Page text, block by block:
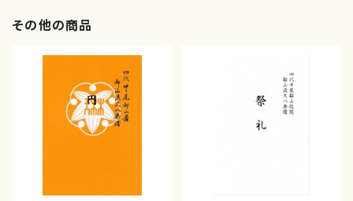
その他の商品